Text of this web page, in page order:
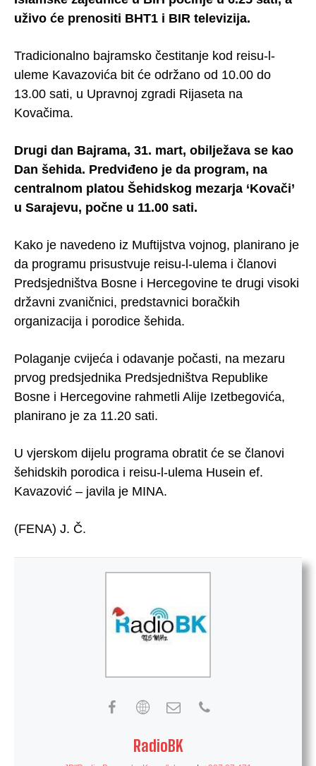
uživo će prenositi BHT1 i BIR televizija.
Tradicionalno bajramsko čestitanje kod reisu-l-
uleme Kavazovića bit će održano od 10.00 do
13.00 sati, u Upravnoj zgradi Rijaseta na
Kovačima.
Drugi dan Bajrama, 31. mart, obilježava se kao
Dan šehida. Predviđeno je da program, na
centralnom platou Šehidskog mezarja ‘Kovači’
u Sarajevu, počne u 11.00 sati.
Kako je navedeno iz Muftijstva vojnog, planirano je
da programu prisustvuje reisu-l-ulema i članovi
Predsjedništva Bosne i Hercegovine te drugi visoki
državni zvaničnici, predstavnici boračkih
organizacija i porodice šehida.
Polaganje cvijeća i odavanje počasti, na mezaru
prvog predsjednika Predsjedništva Republike
Bosne i Hercegovine rahmetli Alije Izetbegovića,
planirano je za 11.20 sati.
U vjerskom dijelu programa obratit će se članovi
šehidskih porodica i reisu-l-ulema Husein ef.
Kavazović – javila je MINA.
(FENA) J. Č.
RadioBK